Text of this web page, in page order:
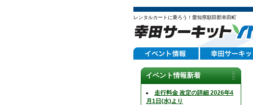
レンタルカートに乗ろう！愛知県額田郡幸田町
イベント情報新着
走行料金 改定の詳細 2026年4
月1日(水)より